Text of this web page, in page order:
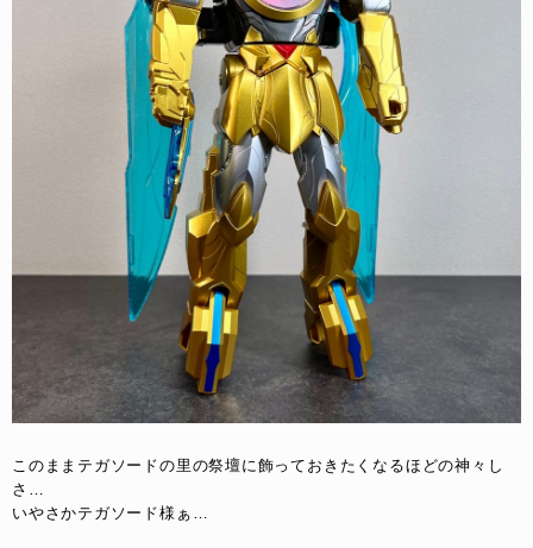
このままテガソードの里の祭壇に飾っておきたくなるほどの神々し
さ…
いやさかテガソード様ぁ…